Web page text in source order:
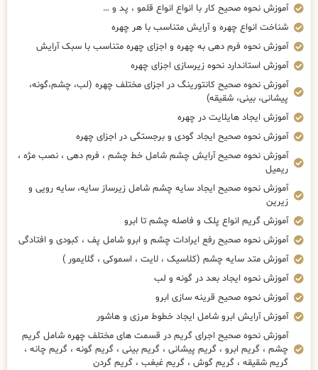
آموزش نحوه صحیح کار با انواع انواع قلمو ، پد و …
شناخت انواع چهره و آرایش متناسب با هر چهره
آموزش نحوه فرم دهی به چهره و اجزای چهره متناسب با سبک آرایش
آموزش استاندارد نحوه زیرسازی اجزای چهره
آموزش نحوه صحیح کانتورینگ در اجزای مختلف چهره (لب، چشم،گونه،
پیشانی، بینی، شقیقه)
آموزش ایجاد هایلایت در چهره
آموزش نحوه صحیح ایجاد گودی و برجستگی در اجزای چهره
آموزش نحوه صحیح آرایش چشم شامل خط چشم ، فرم دهی ، نصب مژه ،
ریمیل
آموزش نحوه صحیح ایجاد سایه چشم شامل زیرساز سایه، سایه رویی و
زیرین
آموزش گریم انواع پلک و فاصله چشم تا ابرو
آموزش نحوه صحیح رفع ایرادات چشم و ابرو شامل پف ، کبودی و افتادگی
آموزش متد سایه چشم (کلاسیک ، لایت ، اسموکی ، گلایمور )
آموزش نحوه ایجاد بعد در گونه و لب
آموزش نحوه صحیح قرینه سازی ابرو
آموزش آرایش ابرو شامل ایجاد خطوط مرزی و هاشور
آموزش نحوه صحیح اجرای گریم در قسمت های مختلف چهره شامل گریم
چشم ، گریم ابرو ، گریم پیشانی ، گریم بینی ، گریم گونه ، گریم چانه ،
گریم شقیقه ، گریم گوش ، گریم غبغب ، گریم گردن